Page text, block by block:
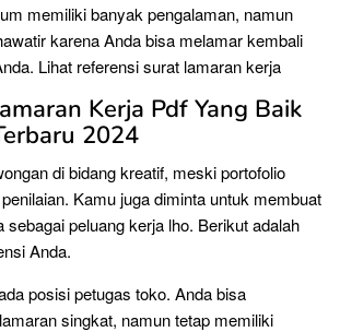
memiliki banyak pengalaman, namun
karena Anda bisa melamar kembali
Lihat referensi surat lamaran kerja
Kerja Pdf Yang Baik
2024
di bidang kreatif, meski portofolio
Kamu juga diminta untuk membuat
sebagai peluang kerja lho. Berikut adalah
Anda.
posisi petugas toko. Anda bisa
singkat, namun tetap memiliki